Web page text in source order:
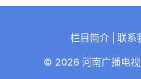
栏目简介 联系
© 2026 河南广播电